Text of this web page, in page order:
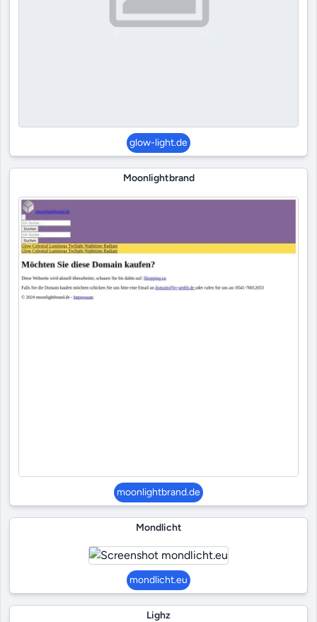
glow-light.de
Moonlightbrand
moonlightbrand.de
Mondlicht
mondlicht.eu
Lighz